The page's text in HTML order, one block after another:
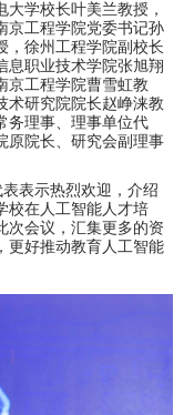
学校长叶美兰教授，
京工程学院党委书记孙
，徐州工程学院副校长
息职业技术学院张旭翔
京工程学院曹雪虹教
术研究院院长赵峥涞教
务理事、理事单位代
原院长、研究会副理事
表示热烈欢迎，介绍
校在人工智能人才培
次会议，汇集更多的资
更好推动教育人工智能